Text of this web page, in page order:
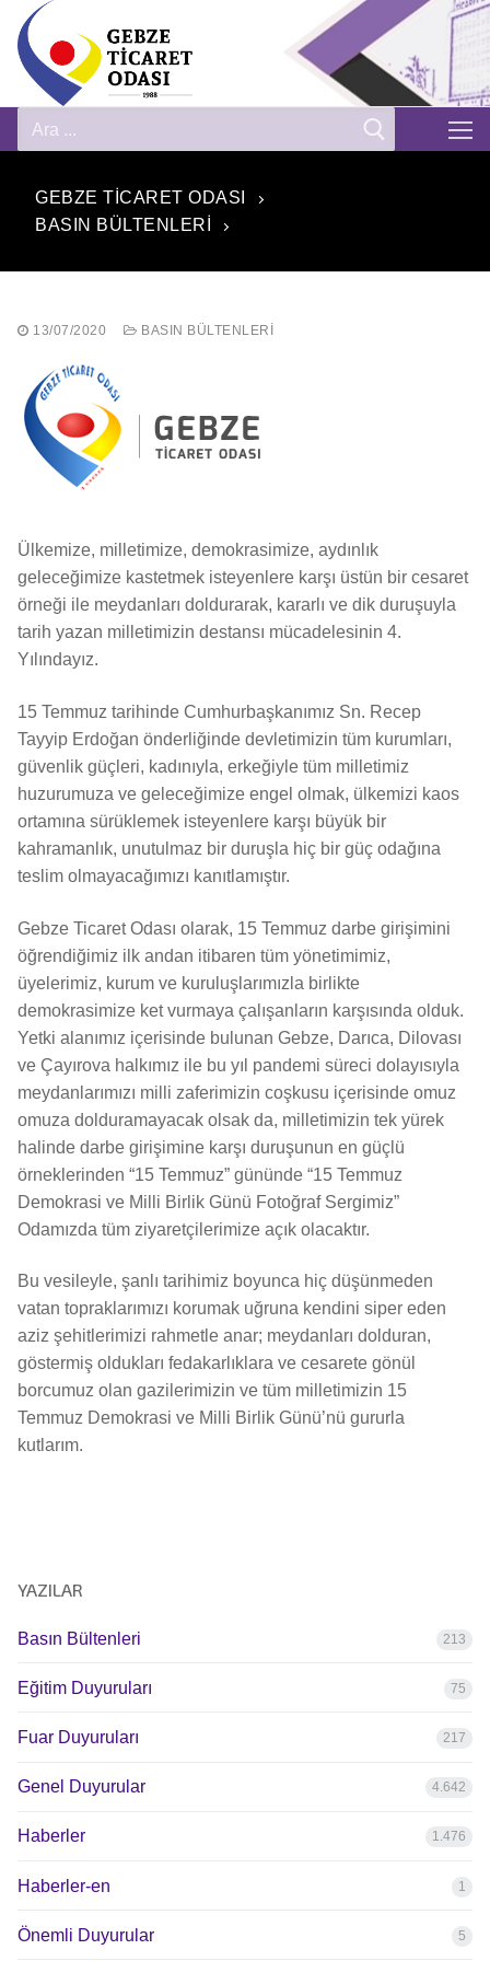
GEBZE TICARET ODASI
BASIN BÜLTENLERI
13/07/2020 BASIN BÜLTENLERI
Ülkemize, milletimize, demokrasimize, aydınlık
geleceğimize kastetmek isteyenlere karşı üstün bir cesaret
örneği ile meydanları doldurarak, kararlı ve dik duruşuyla
tarih yazan milletimizin destansı mücadelesinin 4.
Yılındayız.
15 Temmuz tarihinde Cumhurbaşkanımız Sn. Recep
Tayyip Erdoğan önderliğinde devletimizin tüm kurumları,
güvenlik güçleri, kadınıyla, erkeğiyle tüm milletimiz
huzurumuza ve geleceğimize engel olmak, ülkemizi kaos
ortamına sürüklemek isteyenlere karşı büyük bir
kahramanlık, unutulmaz bir duruşla hiç bir güç odağına
teslim olmayacağımızı kanıtlamıştır.
Gebze Ticaret Odası olarak, 15 Temmuz darbe girişimini
öğrendiğimiz ilk andan itibaren tüm yönetimimiz,
üyelerimiz, kurum ve kuruluşlarımızla birlikte
demokrasimize ket vurmaya çalışanların karşısında olduk.
Yetki alanımız içerisinde bulunan Gebze, Darıca, Dilovası
ve Çayırova halkımız ile bu yıl pandemi süreci dolayısıyla
meydanlarımızı milli zaferimizin coşkusu içerisinde omuz
omuza dolduramayacak olsak da, milletimizin tek yürek
halinde darbe girişimine karşı duruşunun en güçlü
örneklerinden “15 Temmuz” gününde “15 Temmuz
Demokrasi ve Milli Birlik Günü Fotoğraf Sergimiz”
Odamızda tüm ziyaretçilerimize açık olacaktır.
Bu vesileyle, şanlı tarihimiz boyunca hiç düşünmeden
vatan topraklarımızı korumak uğruna kendini siper eden
aziz şehitlerimizi rahmetle anar; meydanları dolduran,
göstermiş oldukları fedakarlıklara ve cesarete gönül
borcumuz olan gazilerimizin ve tüm milletimizin 15
Temmuz Demokrasi ve Milli Birlik Günü’nü gururla
kutlarım.
YAZILAR
Basın Bültenleri 213
Eğitim Duyuruları 75
Fuar Duyuruları 217
Genel Duyurular 4.642
Haberler 1.476
Haberler-en 1
Önemli Duyurular 5